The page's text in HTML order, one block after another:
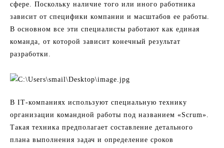
сфере. Поскольку наличие того или иного работника
зависит от специфики компании и масштабов ее работы.
В основном все эти специалисты работают как единая
команда, от которой зависит конечный результат
разработки.
В ІТ-компаниях используют специальную технику
организации командной работы под названием «Scrum».
Такая техника предполагает составление детального
плана выполнения задач и определение сроков